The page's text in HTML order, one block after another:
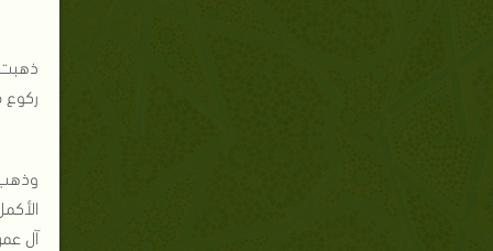
ذهبت
ركوع
وذهب
آل